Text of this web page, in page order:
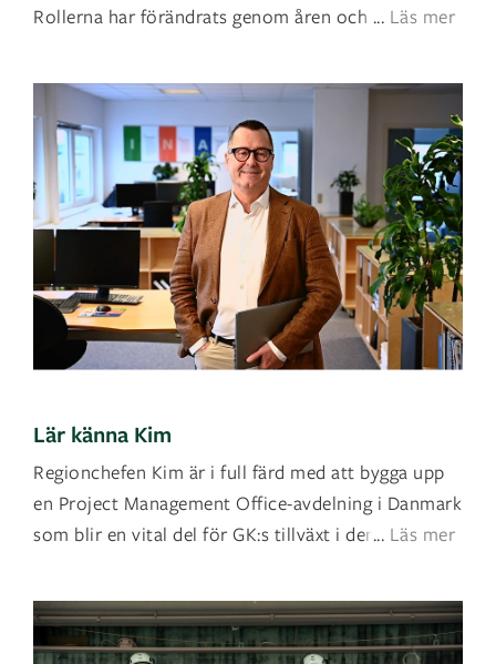
Rollerna har förändrats genom åren och har let
... Läs mer
Lär känna Kim
Regionchefen Kim är i full färd med att bygga upp
en Project Management Office-avdelning i Danmark
som blir en vital del för GK:s tillväxt i den regionen
... Läs mer